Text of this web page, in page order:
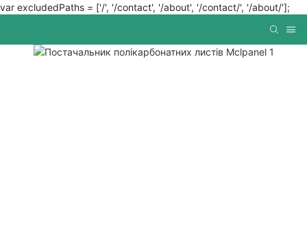
var excludedPaths = ['/', '/contact', '/about', '/contact/', '/about/'];